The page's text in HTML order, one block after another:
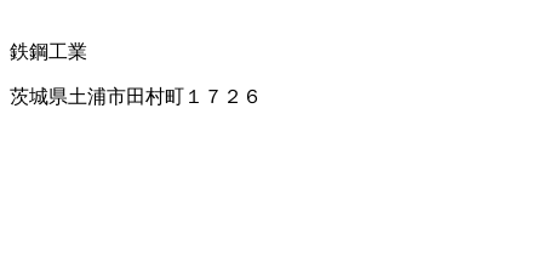
鉄鋼工業
茨城県土浦市田村町１７２６